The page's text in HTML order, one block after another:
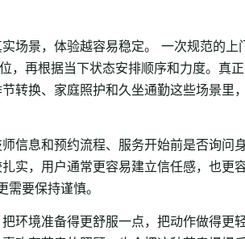
景，体验越容易稳定。 一次规范的上
，再根据当下状态安排顺序和力度。真
转换、家庭照护和久坐通勤这些场景里
信息和预约流程、服务开始前是否询问
实，用户通常更容易建立信任感，也更
要保持谨慎。
环境准备得更舒服一点，把动作做得更